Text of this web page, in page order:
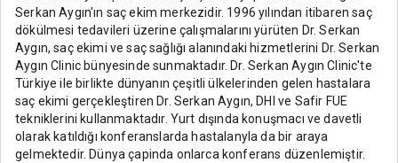
Serkan Aygın'ın saç ekim merkezidir. 1996 yılından itibaren saç
dökülmesi tedavileri üzerine çalışmalarını yürüten Dr. Serkan
Aygın, saç ekimi ve saç sağlığı alanındaki hizmetlerini Dr. Serkan
Aygın Clinic bünyesinde sunmaktadır. Dr. Serkan Aygın Clinic'te
Türkiye ile birlikte dünyanın çeşitli ülkelerinden gelen hastalara
saç ekimi gerçekleştiren Dr. Serkan Aygın, DHI ve Safir FUE
tekniklerini kullanmaktadır. Yurt dışında konuşmacı ve davetli
olarak katıldığı konferanslarda hastalanyla da bir araya
gelmektedir. Dünya çapinda onlarca konferans düzenlemiştir.